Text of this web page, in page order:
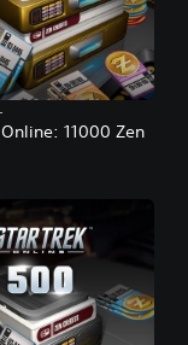
11000 Zen